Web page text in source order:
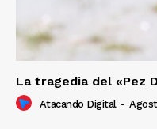
La tragedia del «Pez
Atacando Digital -